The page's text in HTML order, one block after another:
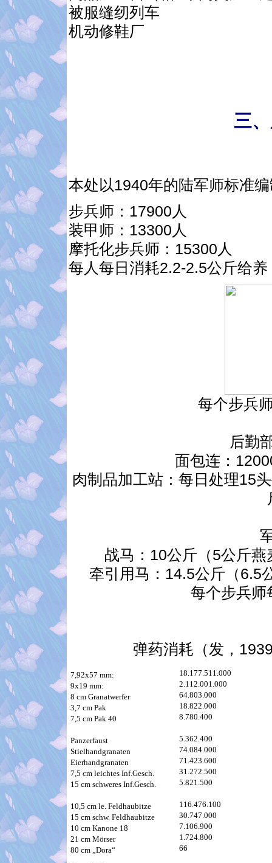
被服缝纫列车
机动修鞋厂
三
本处以1940年的陆军师标准
步兵师：17900人
装甲师：13300人
摩托化步兵师：15300人
每人每日消耗2.2-2.5公斤给
每个步兵
后勤
面包连：
肉制品加工站：每日处理15
战马：10公斤（5公斤
牵引用马：14.5公斤（6.5
每个步兵师
弹药消耗（发，
7,92x57 mm:
9x19 mm:
8 cm Granatwerfer
3,7 cm Pak
7,5 cm Pak 40
Panzerfaust
Stielhandgranaten
Eierhandgranaten
7,5 cm leichtes Inf.Gesch.
15 cm schweres Inf.Gesch.
10,5 cm le. Feldhaubitze
15 cm schw. Feldhaubitze
10 cm Kanone 18
21 cm Mörser
80 cm „Dora“
18.177.511.000
2.112.001.000
64.803.000
18.822.000
8.780.400
5.362.400
74.084.000
71.423.600
31.272.500
5.821.500
116.476.100
30.747.000
7.106.900
1.724.800
66